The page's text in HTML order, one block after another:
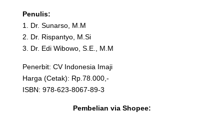
Penulis:
1. Dr. Sunarso, M.M
2. Dr. Rispantyo, M.Si
3. Dr. Edi Wibowo, S.E., M.M
Penerbit: CV Indonesia Imaji
Harga (Cetak): Rp.78.000,-
ISBN: 978-623-8067-89-3
Pembelian via Shopee: